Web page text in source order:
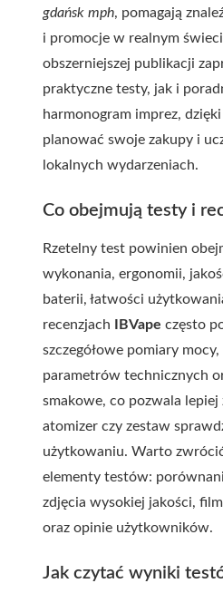
gdańsk mph, pomagają
i promocje w realnym
obszerniejszej publikacji
praktyczne testy, jak i
harmonogram imprez,
planować swoje zakupy i
lokalnych wydarzeniach.
Co obejmują testy i
Rzetelny test powinien
wykonania, ergonomii,
baterii, łatwości
recenzjach
IBVape często
szczegółowe pomiary
parametrów technicznych
smakowe, co pozwala lepiej
atomizer czy zestaw
użytkowaniu. Warto
elementy testów:
zdjęcia wysokiej jakości,
oraz opinie użytkowników.
Jak czytać wyniki